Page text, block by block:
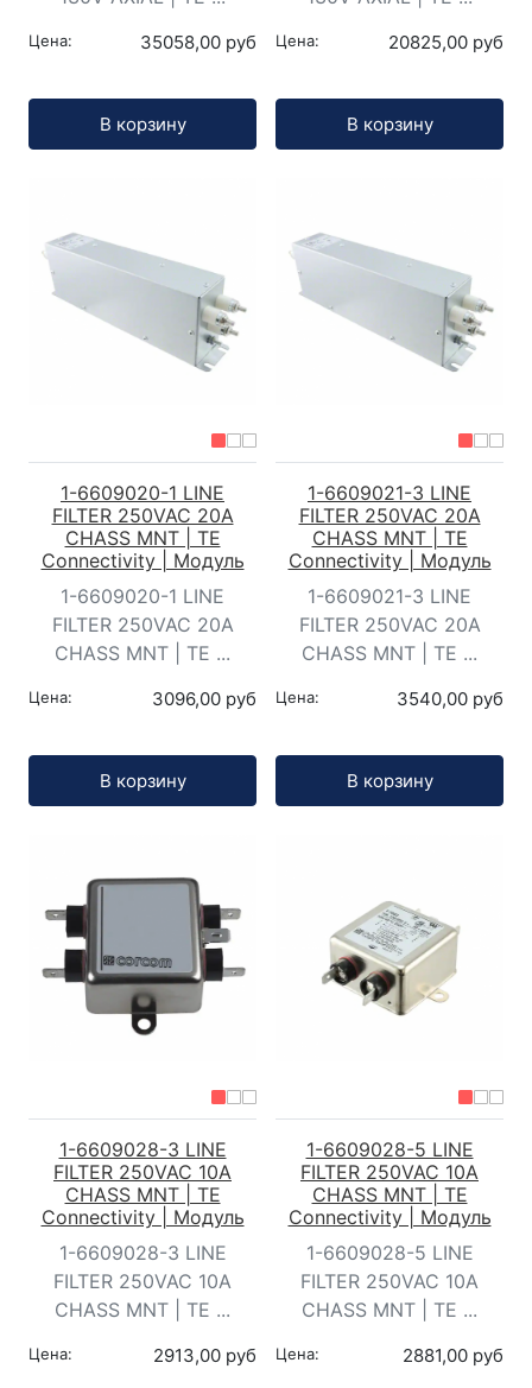
Цена: 35058,00 руб
В корзину
Цена: 20825,00 руб
В корзину
1-6609020-1 LINE
FILTER 250VAC 20A
CHASS MNT | TE
Connectivity | Модуль
1-6609020-1 LINE
FILTER 250VAC 20A
CHASS MNT | TE ...
Цена: 3096,00 руб
В корзину
1-6609021-3 LINE
FILTER 250VAC 20A
CHASS MNT | TE
Connectivity | Модуль
1-6609021-3 LINE
FILTER 250VAC 20A
CHASS MNT | TE ...
Цена: 3540,00 руб
В корзину
1-6609028-3 LINE
FILTER 250VAC 10A
CHASS MNT | TE
Connectivity | Модуль
1-6609028-3 LINE
FILTER 250VAC 10A
CHASS MNT | TE ...
Цена: 2913,00 руб
1-6609028-5 LINE
FILTER 250VAC 10A
CHASS MNT | TE
Connectivity | Модуль
1-6609028-5 LINE
FILTER 250VAC 10A
CHASS MNT | TE ...
Цена: 2881,00 руб